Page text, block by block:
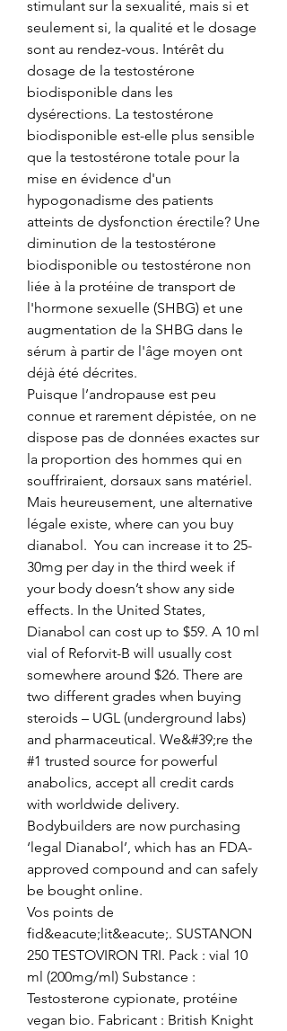
stimulant sur la sexualité, mais si et
seulement si, la qualité et le dosage
sont au rendez-vous. Intérêt du
dosage de la testostérone
biodisponible dans les
dysérections. La testostérone
biodisponible est-elle plus sensible
que la testostérone totale pour la
mise en évidence d'un
hypogonadisme des patients
atteints de dysfonction érectile? Une
diminution de la testostérone
biodisponible ou testostérone non
liée à la protéine de transport de
l'hormone sexuelle (SHBG) et une
augmentation de la SHBG dans le
sérum à partir de l'âge moyen ont
déjà été décrites.
Puisque l’andropause est peu
connue et rarement dépistée, on ne
dispose pas de données exactes sur
la proportion des hommes qui en
souffriraient, dorsaux sans matériel.
Mais heureusement, une alternative
légale existe, where can you buy
dianabol.  You can increase it to 25-
30mg per day in the third week if
your body doesn’t show any side
effects. In the United States,
Dianabol can cost up to $59. A 10 ml
vial of Reforvit-B will usually cost
somewhere around $26. There are
two different grades when buying
steroids – UGL (underground labs)
and pharmaceutical. We&#39;re the
#1 trusted source for powerful
anabolics, accept all credit cards
with worldwide delivery.
Bodybuilders are now purchasing
‘legal Dianabol’, which has an FDA-
approved compound and can safely
be bought online.
Vos points de
fid&eacute;lit&eacute;. SUSTANON
250 TESTOVIRON TRI. Pack : vial 10
ml (200mg/ml) Substance :
Testosterone cypionate, protéine
vegan bio. Fabricant : British Knight